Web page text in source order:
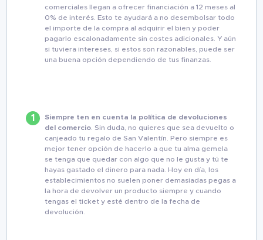
comerciales llegan a ofrecer financiación a 12 meses al
0% de interés. Esto te ayudará a no desembolsar todo
el importe de la compra al adquirir el bien y poder
pagarlo escalonadamente sin costes adicionales. Y aún
si tuviera intereses, si estos son razonables, puede ser
una buena opción dependiendo de tus finanzas.
Siempre ten en cuenta la política de devoluciones
del comercio . Sin duda, no quieres que sea devuelto o
canjeado tu regalo de San Valentín. Pero siempre es
mejor tener opción de hacerlo a que tu alma gemela
se tenga que quedar con algo que no le gusta y tú te
hayas gastado el dinero para nada. Hoy en día, los
establecimientos no suelen poner demasiadas pegas a
la hora de devolver un producto siempre y cuando
tengas el ticket y esté dentro de la fecha de
devolución.